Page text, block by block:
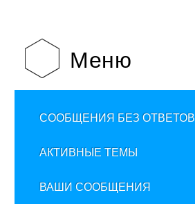
Меню
СООБЩЕНИЯ БЕЗ ОТВЕТОВ
АКТИВНЫЕ ТЕМЫ
ВАШИ СООБЩЕНИЯ